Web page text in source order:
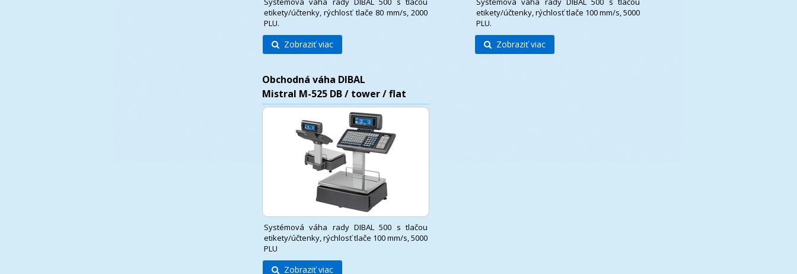
etikety/účtenky, rýchlosť tlače 80 mm/s, 2000
PLU.
Zobraziť viac
etikety/účtenky, rýchlosť tlače 100 mm/s, 5000
PLU.
Zobraziť viac
Obchodná váha DIBAL
Mistral M-525 DB / tower / flat
Systémová váha rady DIBAL 500 s tlačou
etikety/účtenky, rýchlosť tlače 100 mm/s, 5000
PLU
Zobraziť viac